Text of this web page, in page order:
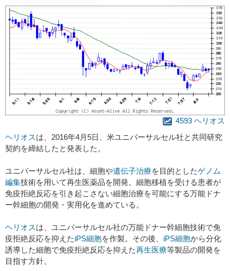
4593 ヘリオス
ヘリオスは、2016年4月5日、米ユニバーサルセル社と共同研究
契約を締結したと発表した。
ユニバーサルセル社は、細胞や遺伝子治療を目的としたゲノム
編集技術を用いて再生医薬品を開発。細胞移植を受ける患者が
免疫拒絶反応を引き起こさない細胞治療を可能にする万能ドナ
ー幹細胞の開発・実用化を進めている。
ヘリオスは、ユニバーサルセル社の万能ドナー幹細胞技術で免
疫拒絶反応を抑えたiPS細胞を作製。その後、 iPS細胞から分化
誘導した細胞で免疫拒絶反応を抑えた再生医療等製品の開発を
目指す方針。